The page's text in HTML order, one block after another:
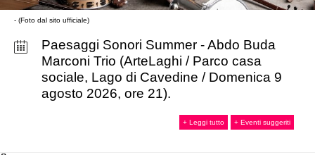
- (Foto dal sito ufficiale)
Paesaggi Sonori Summer - Abdo Buda
Marconi Trio (ArteLaghi / Parco casa
sociale, Lago di Cavedine / Domenica 9
agosto 2026, ore 21).
+ Leggi tutto + Eventi suggeriti